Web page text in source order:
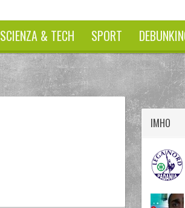
SCIENZA & TECH SPORT
twittergoogleplusfacebook
IMHO